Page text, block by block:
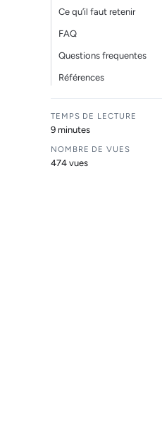
Ce qu’il faut retenir
FAQ
Questions frequentes
Références
TEMPS DE LECTURE
9 minutes
NOMBRE DE VUES
474 vues